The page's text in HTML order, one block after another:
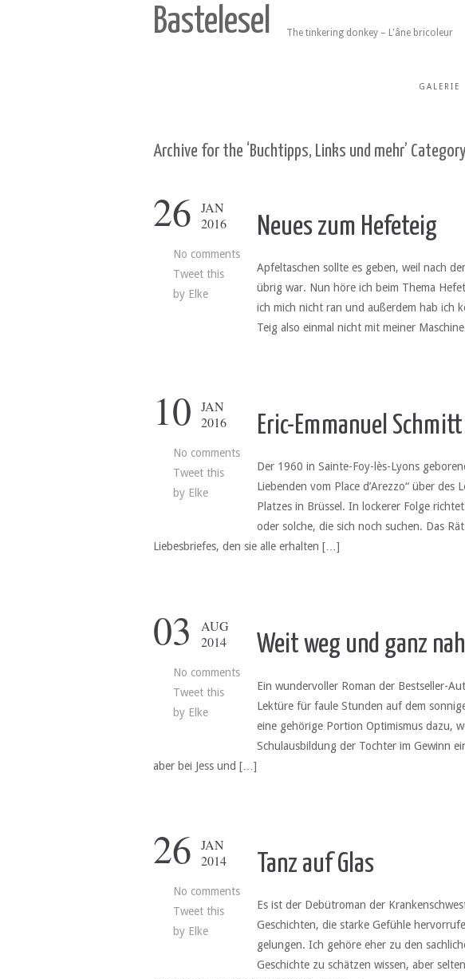
Bastelesel The tinkering donkey – L'âne bricoleur
GALERIE
Archive for the ‘Buchtipps, Links und mehr’ Category
26
JAN
2016
No comments
Tweet this
by Elke
Neues zum Hefeteig
Apfeltaschen sollte es geben, weil nach
übrig war. Nun höre ich beim Thema
ich mich nicht ran und außerdem hab ich
Teig also einmal nicht mit meiner
10
JAN
2016
No comments
Tweet this
by Elke
Eric-Emmanuel Schmitt
Der 1960 in Sainte-Foy-lès-Lyons
Liebenden vom Place d’Arezzo“ über des
Platzes in Brüssel. In lockerer Folge
oder solche, die sich noch suchen. Das
Liebesbriefes, den sie alle erhalten […]
03
AUG
2014
No comments
Tweet this
by Elke
Weit weg und ganz nah
Ein wundervoller Roman der Bestseller-
Lektüre für faule Stunden auf dem
eine gehörige Portion Optimismus dazu,
Schulausbildung der Tochter im Gewinn
aber bei Jess und […]
26
JAN
2014
No comments
Tweet this
by Elke
Tanz auf Glas
Es ist der Debütroman der
Geschichten, die starke Gefühle
gelungen. Ich gehöre eher zu den
Geschichte zu schätzen wissen, aber